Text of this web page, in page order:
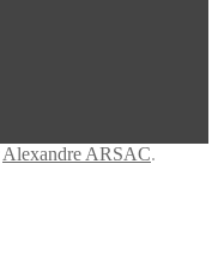
Alexandre ARSAC.